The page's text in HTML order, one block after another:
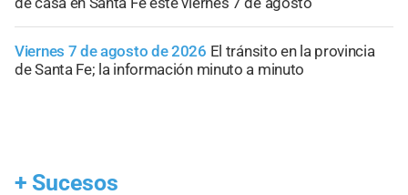
Viernes 7 de agosto de 2026 El tránsito en la provincia
de Santa Fe; la información minuto a minuto
+ Sucesos